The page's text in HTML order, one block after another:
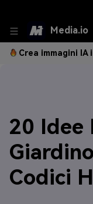
Media.io
Crea immagini
20 Idee
Codici